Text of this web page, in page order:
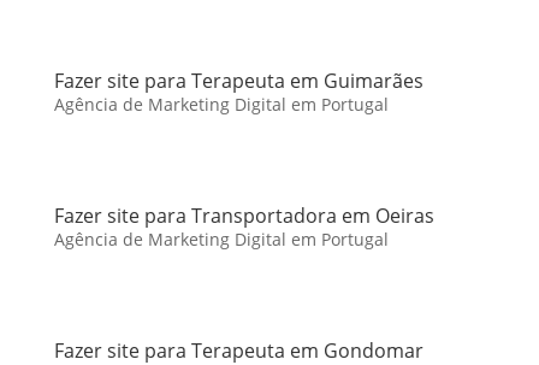
Fazer site para Terapeuta em Guimarães
Agência de Marketing Digital em Portugal
Fazer site para Transportadora em Oeiras
Agência de Marketing Digital em Portugal
Fazer site para Terapeuta em Gondomar